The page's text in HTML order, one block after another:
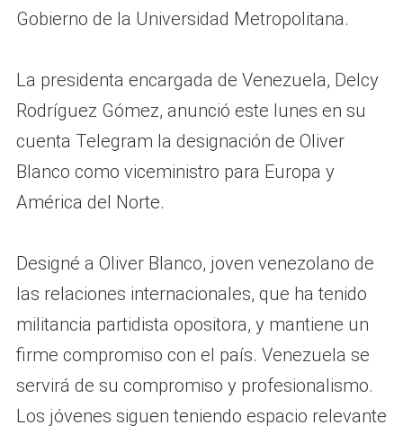
Gobierno de la Universidad Metropolitana.
La presidenta encargada de Venezuela, Delcy
Rodríguez Gómez, anunció este lunes en su
cuenta Telegram la designación de Oliver
Blanco como viceministro para Europa y
América del Norte.
Designé a Oliver Blanco, joven venezolano de
las relaciones internacionales, que ha tenido
militancia partidista opositora, y mantiene un
firme compromiso con el país. Venezuela se
servirá de su compromiso y profesionalismo.
Los jóvenes siguen teniendo espacio relevante